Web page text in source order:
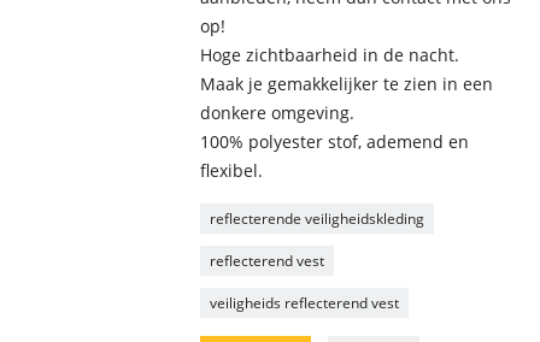
op!
Hoge zichtbaarheid in de nacht.
Maak je gemakkelijker te zien in een
donkere omgeving.
100% polyester stof, ademend en
flexibel.
reflecterende veiligheidskleding
reflecterend vest
veiligheids reflecterend vest